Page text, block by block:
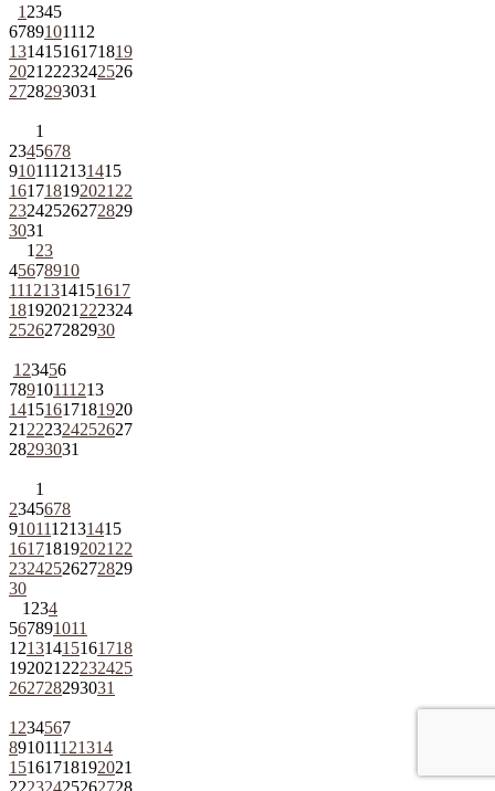
1 2345
6789101112
13141516171819
2021 2223242526
2728293031
1
2345678
9101112131415
161718192021 22
23242526272829
3031
1 23
45678910
11121314151617
18192021 222324
252627282930
1 23456
78910111213
14151617181920
21 222324252627
28293031
1
2345678
9101112131415
161718192021 22
23242526272829
30
1 234
567891011
12131415161718
192021 22232425
262728293031
1 234567
891011121314
15161718192021
22232425262728